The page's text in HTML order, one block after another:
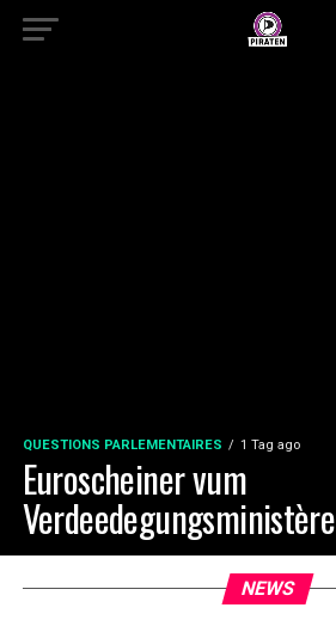
QUESTIONS PARLEMENTAIRES 1 Tag ago
Euroscheiner vum
Verdeedegungsministère
NEWS